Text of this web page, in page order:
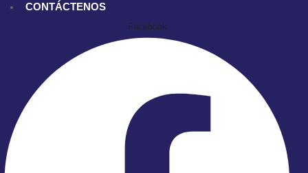
CONTÁCTENOS
Facebook